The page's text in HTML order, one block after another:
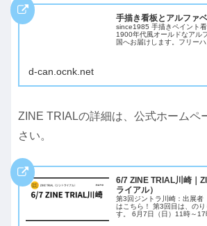
手描き看板とアルファ
since1985 手描きペイント
1900年代風オールドなアル
国へお届けします。フリー
d-can.ocnk.net
ZINE TRIALの詳細は、公式ホームペ
さい。
6/7 ZINE TRIAL川崎｜
ライアル）
第3回ジントラ川崎：出展者
はこちら！ 第3回目は、の
す。 6月7日（日）11時～17